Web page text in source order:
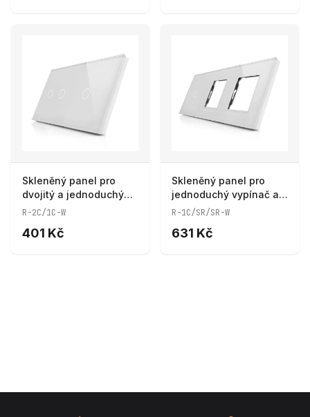
Skleněný panel pro
dvojitý a jednoduchý
vypínač ROON - R-
R-2C/1C-W
401 Kč
Skleněný panel pro
jednoduchý vypínač a 2
zásuvkové moduly
R-1C/SR/SR-W
631 Kč